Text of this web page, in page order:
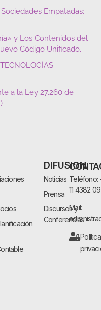
Empatadas:
y Los Contenidos del
Código Unificado.
a la Ley 27.260 de
DIFUSION
Noticias
Prensa
Discursos y
Conferencias
Teléfono:
11 4382
Mail: